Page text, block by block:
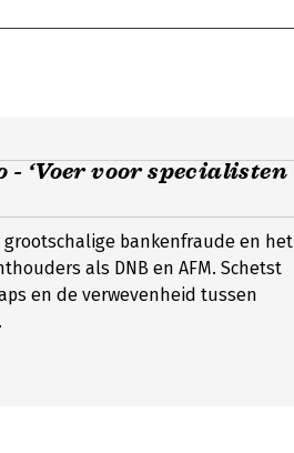
‘Voer voor specialisten
bankenfraude en het
als DNB en AFM. Schetst
en de verwevenheid tussen